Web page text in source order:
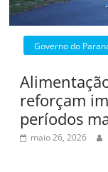
Governo do
reforçam
períodos
maio 26, 2026